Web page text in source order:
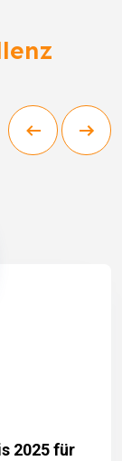
2025 für